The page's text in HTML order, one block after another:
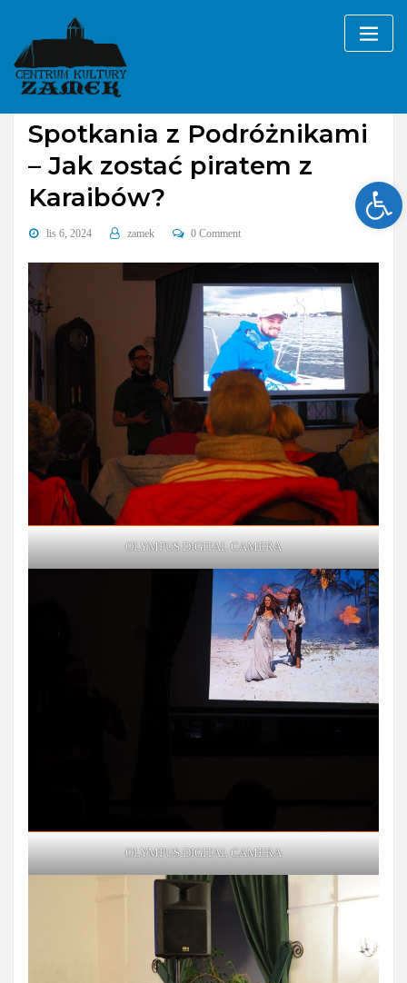
content
Galerie wydarzenia cykliczne
Spotkania z Podróżnikami
– Jak zostać piratem z
Karaibów?
lis 6, 2024 zamek 0 Comment
OLYMPUS DIGITAL CAMERA
OLYMPUS DIGITAL CAMERA